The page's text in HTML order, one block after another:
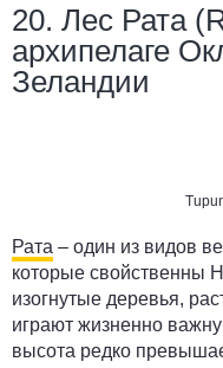
20. Лес Рата
архипелаге
Зеландии
Рата – один из видов
которые свойственны
изогнутые деревья,
играют жизненно
высота редко